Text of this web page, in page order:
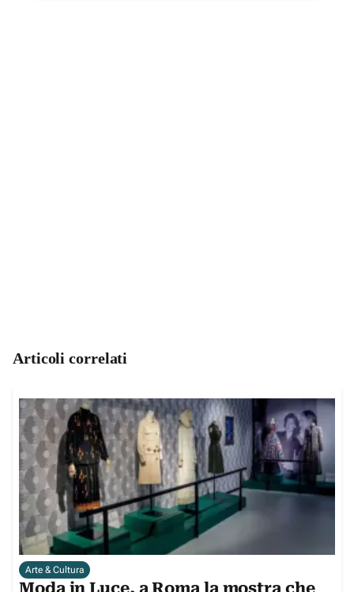
Articoli correlati
Arte & Cultura